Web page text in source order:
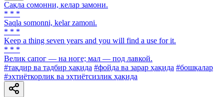
Сақла сомонни, келар замони.
* * *
Saqla somonni, kelar zamoni.
* * *
Keep a thing seven years and you will find a use for it.
* * *
Велик сапог — на ноге; мал — под лавкой.
#тақдир ва тадбир ҳақида #фойда ва зарар ҳақида #бошқалар
#эҳтиёткорлик ва эҳтиётсизлик ҳақида